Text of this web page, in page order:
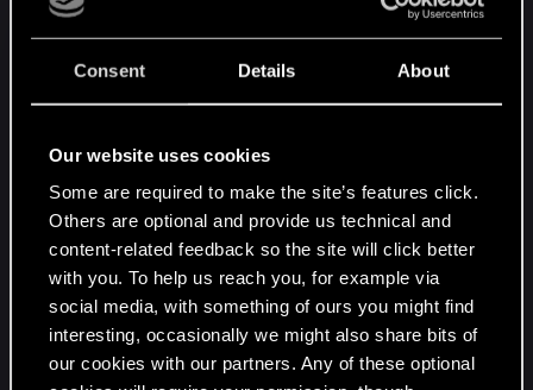
Consent Details About
Our website uses cookies
Some are required to make the site’s features click.
Others are optional and provide us technical and
content-related feedback so the site will click better
with you. To help us reach you, for example via
social media, with something of ours you might find
interesting, occasionally we might also share bits of
our cookies with our partners. Any of these optional
ihr eure fantastischen Kreationen mit uns und der
gesamten The Witcher-Community teilt, und denkt
daran, dass unsere Galerie immer für neue,
kreative Einreichungen offen ist:
http://cdpred.ly/AAY
Geralt und die anderen senden ihre Grüße — es
ist eurer Abstimmung zu verdanken, dass sie sich